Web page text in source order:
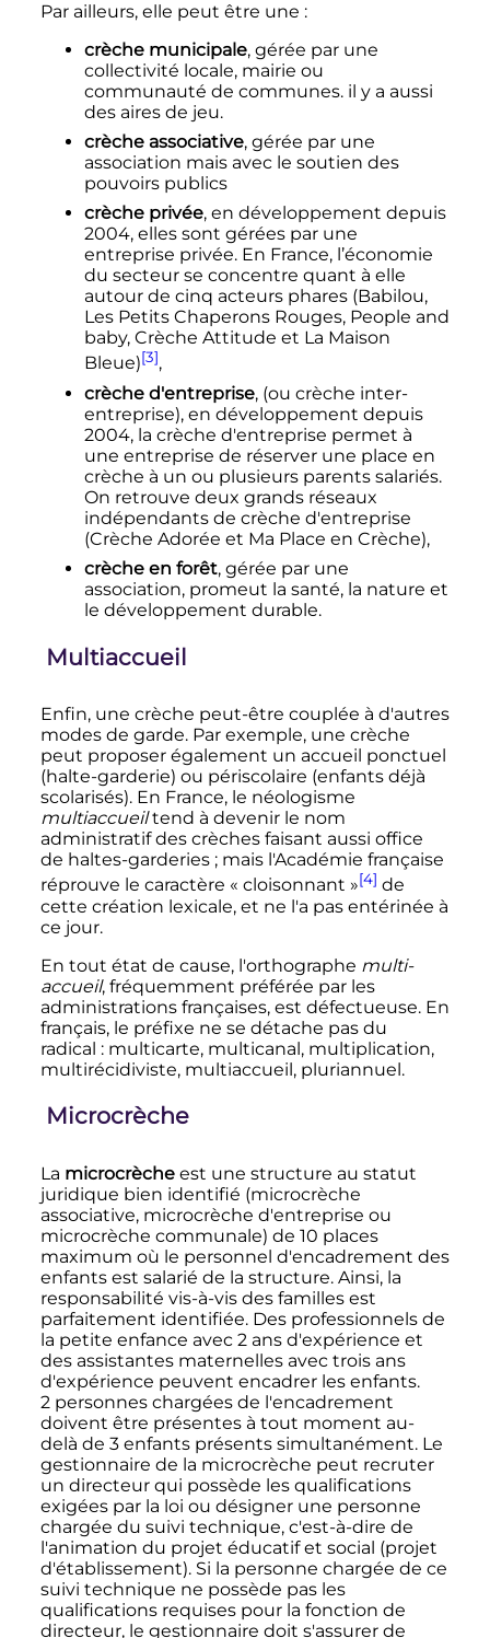
Par ailleurs, elle peut être une :
crèche municipale, gérée par une
collectivité locale, mairie ou
communauté de communes. il y a aussi
des aires de jeu.
crèche associative, gérée par une
association mais avec le soutien des
pouvoirs publics
crèche privée, en développement depuis
2004, elles sont gérées par une
entreprise privée. En France, l’économie
du secteur se concentre quant à elle
autour de cinq acteurs phares (Babilou,
Les Petits Chaperons Rouges, People and
baby, Crèche Attitude et La Maison
Bleue)[3],
crèche d'entreprise, (ou crèche inter-
entreprise), en développement depuis
2004, la crèche d'entreprise permet à
une entreprise de réserver une place en
crèche à un ou plusieurs parents salariés.
On retrouve deux grands réseaux
indépendants de crèche d'entreprise
(Crèche Adorée et Ma Place en Crèche),
crèche en forêt, gérée par une
association, promeut la santé, la nature et
le développement durable.
Multiaccueil
Enfin, une crèche peut-être couplée à d'autres
modes de garde. Par exemple, une crèche
peut proposer également un accueil ponctuel
(halte-garderie) ou périscolaire (enfants déjà
scolarisés). En France, le néologisme
multiaccueiltend à devenir le nom
administratif des crèches faisant aussi office
de haltes-garderies ; mais l'Académie française
réprouve le caractère « cloisonnant »[4] de
cette création lexicale, et ne l'a pas entérinée à
ce jour.
En tout état de cause, l'orthographe multi-
accueil, fréquemment préférée par les
administrations françaises, est défectueuse. En
français, le préfixe ne se détache pas du
radical : multicarte, multicanal, multiplication,
multirécidiviste, multiaccueil, pluriannuel.
Microcrèche
La microcrècheest une structure au statut
juridique bien identifié (microcrèche
associative, microcrèche d'entreprise ou
microcrèche communale) de 10 places
maximum où le personnel d'encadrement des
enfants est salarié de la structure. Ainsi, la
responsabilité vis-à-vis des familles est
parfaitement identifiée. Des professionnels de
la petite enfance avec 2 ansd'expérience et
des assistantes maternelles avec trois ans
d'expérience peuvent encadrer les enfants.
2 personneschargées de l'encadrement
doivent être présentes à tout moment au-
delà de 3 enfants présents simultanément. Le
gestionnaire de la microcrèche peut recruter
un directeur qui possède les qualifications
exigées par la loi ou désigner une personne
chargée du suivi technique, c'est-à-dire de
l'animation du projet éducatif et social (projet
d'établissement). Si la personne chargée de ce
suivi technique ne possède pas les
qualifications requises pour la fonction de
directeur, le gestionnaire doit s'assurer de